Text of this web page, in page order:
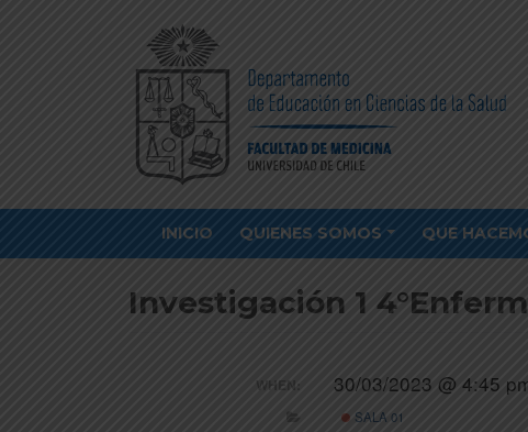
INICIO QUIENES SOMOS QUE
Investigación 1
WHEN: 30/03/2023 @ 4:45
SALA 01